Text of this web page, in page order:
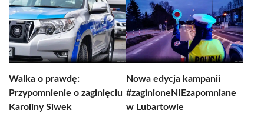
Walka o prawdę:
Przypomnienie o zaginięciu
Karoliny Siwek
Nowa edycja kampanii
#zaginioneNIEzapomniane
w Lubartowie